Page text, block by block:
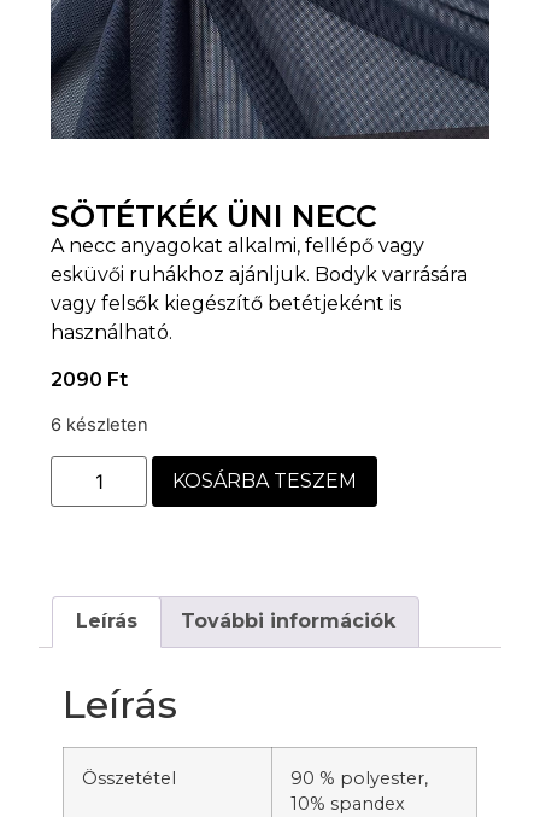
SÖTÉTKÉK ÜNI NECC
A necc anyagokat alkalmi, fellépő vagy
esküvői ruhákhoz ajánljuk. Bodyk varrására
vagy felsők kiegészítő betétjeként is
használható.
2090 Ft
6 készleten
KOSÁRBA TESZEM
Leírás További információk
Leírás
Összetétel
90 % polyester,
10% spandex